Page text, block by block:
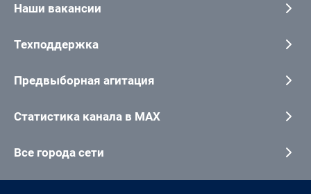
Наши вакансии
Техподдержка
Предвыборная агитация
Статистика канала в MAX
Все города сети